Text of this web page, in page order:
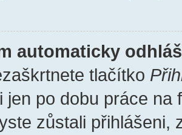
automaticky
tlačítko
jen po dobu práce
zůstali přihlášeni,